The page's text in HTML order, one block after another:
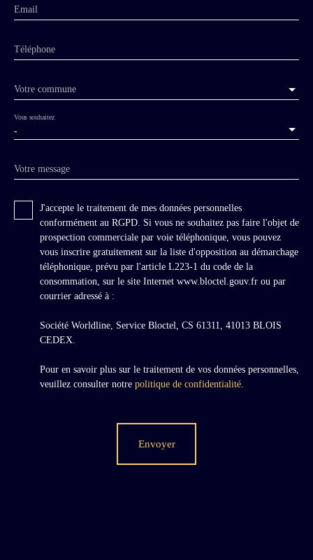
Email
Téléphone
Votre commune
-
Vous souhaitez
Votre message
J'accepte le traitement de mes données personnelles
conformément au RGPD. Si vous ne souhaitez pas faire l'objet de
prospection commerciale par voie téléphonique, vous pouvez
vous inscrire gratuitement sur la liste d'opposition au démarchage
téléphonique, prévu par l'article L223-1 du code de la
consommation, sur le site Internet www.bloctel.gouv.fr ou par
courrier adressé à :
Société Worldline, Service Bloctel, CS 61311, 41013 BLOIS
CEDEX.
Pour en savoir plus sur le traitement de vos données personnelles,
veuillez consulter notre politique de confidentialité
Envoyer